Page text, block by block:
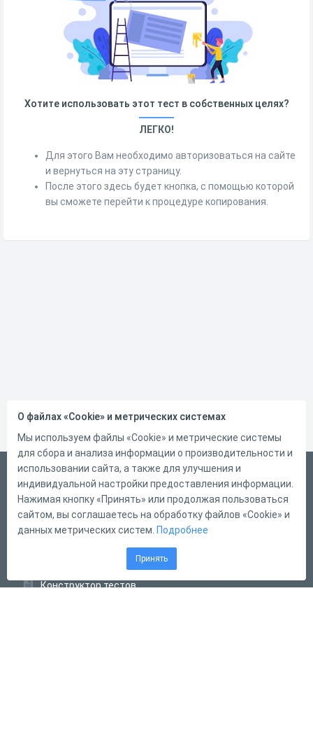
Хотите использовать этот тест в собственных целях?
ЛЕГКО!
Для этого Вам необходимо авторизоваться на сайте
и вернуться на эту страницу.
После этого здесь будет кнопка, с помощью которой
вы сможете перейти к процедуре копирования.
Русский
Справка
Форма обратной связи
Конструктор тестов
О файлах «Cookie» и метрических системах
Мы используем файлы «Cookie» и метрические системы
для сбора и анализа информации о производительности и
использовании сайта, а также для улучшения и
индивидуальной настройки предоставления информации.
Нажимая кнопку «Принять» или продолжая пользоваться
сайтом, вы соглашаетесь на обработку файлов «Cookie» и
данных метрических систем. Подробнее
Принять